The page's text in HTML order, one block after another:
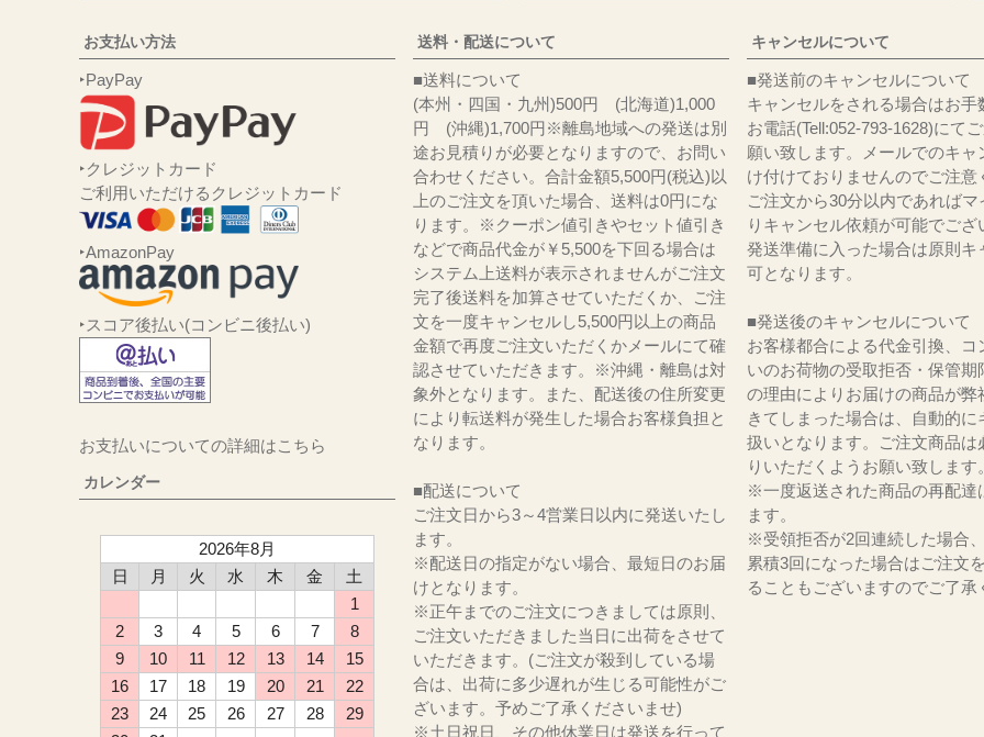
お支払い方法
‣PayPay
‣クレジットカード
ご利用いただけるクレジットカード
‣AmazonPay
‣スコア後払い(コンビニ後払い)
お支払いについての詳細はこちら
カレンダー
2026年8月
日
月 火 水 木 金
土
1
2
3 4 5 6 7
8
9
10 11 12 13 14
15
16
17 18 19 20 21
22
23
24 25 26 27 28
29
送料・配送について
■送料について
(本州・四国・九州)500円 (北海道)1,000
円 (沖縄)1,700円※離島地域への発送は別
途お見積りが必要となりますので、お問い
合わせください。合計金額5,500円(税込)以
上のご注文を頂いた場合、送料は0円にな
ります。※クーポン値引きやセット値引き
などで商品代金が￥5,500を下回る場合は
システム上送料が表示されませんがご注文
完了後送料を加算させていただくか、ご注
文を一度キャンセルし5,500円以上の商品
金額で再度ご注文いただくかメールにて確
認させていただきます。※沖縄・離島は対
象外となります。また、配送後の住所変更
により転送料が発生した場合お客様負担と
なります。
■配送について
ご注文日から3～4営業日以内に発送いたし
ます。
※配送日の指定がない場合、最短日のお届
けとなります。
※正午までのご注文につきましては原則、
ご注文いただきました当日に出荷をさせて
いただきます。(ご注文が殺到している場
合は、出荷に多少遅れが生じる可能性がご
ざいます。予めご了承くださいませ)
※土日祝日、その他休業日は発送を行って
キャンセルについて
■発送前のキャンセルについて
キャンセルをされる場合はお手
お電話(Tell:052-793-1628)にて
願い致します。メールでのキャ
け付けておりませんのでご注意
ご注文から30分以内であればマ
りキャンセル依頼が可能でござ
発送準備に入った場合は原則キ
可となります。
■発送後のキャンセルについて
お客様都合による代金引換、コ
いのお荷物の受取拒否・保管期
の理由によりお届けの商品が弊
きてしまった場合は、自動的に
扱いとなります。ご注文商品は
りいただくようお願い致します
※一度返送された商品の再配達
ます。
※受領拒否が2回連続した場合
累積3回になった場合はご注文
ることもございますのでご了承